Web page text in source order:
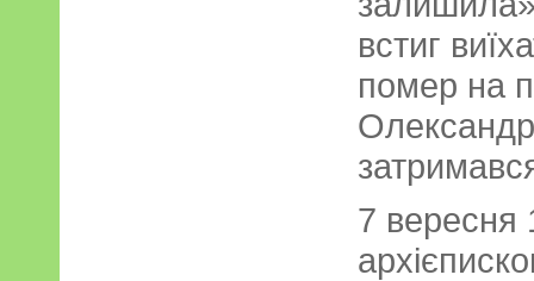
встиг
помер на
7 вересня